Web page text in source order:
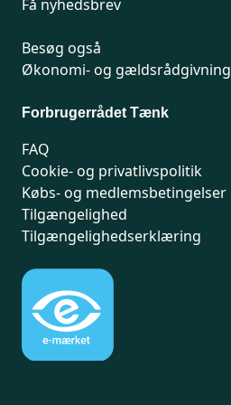
Få nyhedsbrev
Besøg også
Økonomi- og gældsrådgivning
Forbrugerrådet Tænk
FAQ
Cookie- og privatlivspolitik
Købs- og medlemsbetingelser
Tilgængelighed
Tilgængelighedserklæring